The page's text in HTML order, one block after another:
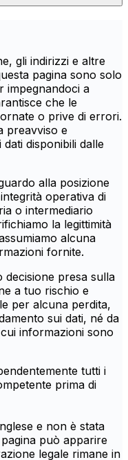
gli indirizzi e altre
pagina sono solo
impegnandoci a
che le
o prive di errori.
preavviso e
disponibili dalle
alla posizione
operativa di
o intermediario
la legittimità
alcuna
fornite.
decisione presa sulla
a tuo rischio e
per alcuna perdita,
sui dati, né da
informazioni sono
tutti i
prima di
e non è stata
può apparire
legale rimane in